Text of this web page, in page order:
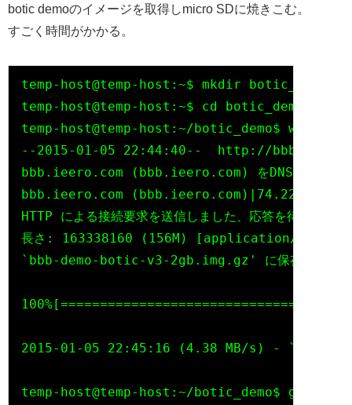
botic demoのイメージを取得しmicro SDに焼きこむ。
すごく時間がかかる。
temp-host@temp-host:~$ mkdir botic_demo
temp-host@temp-host:~$ cd botic_demo
temp-host@temp-host:~/botic_demo$ wget
--2015-01-05 22:44:40--  http://
bbb.ieero.com (bbb.ieero.com) をDNSに問い
bbb.ieero.com
HTTP による接続要求を送信しました、応答を待って
長さ: 163338160 (156M) [application/x-gzip]
`bbb-demo-botic-v3-2gb.img.gz' に保存中
2015-01-05 22:45:16 (4.38 MB/s) - `bbb-
temp-host@temp-host:~/botic_demo$ gzip -